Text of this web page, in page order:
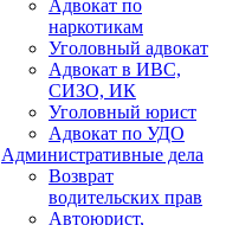
Адвокат по
наркотикам
Уголовный адвокат
Адвокат в ИВС,
СИЗО, ИК
Уголовный юрист
Адвокат по УДО
Административные дела
Возврат
водительских прав
Автоюрист,